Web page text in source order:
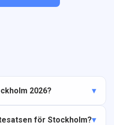
2026?
för Stockholm?